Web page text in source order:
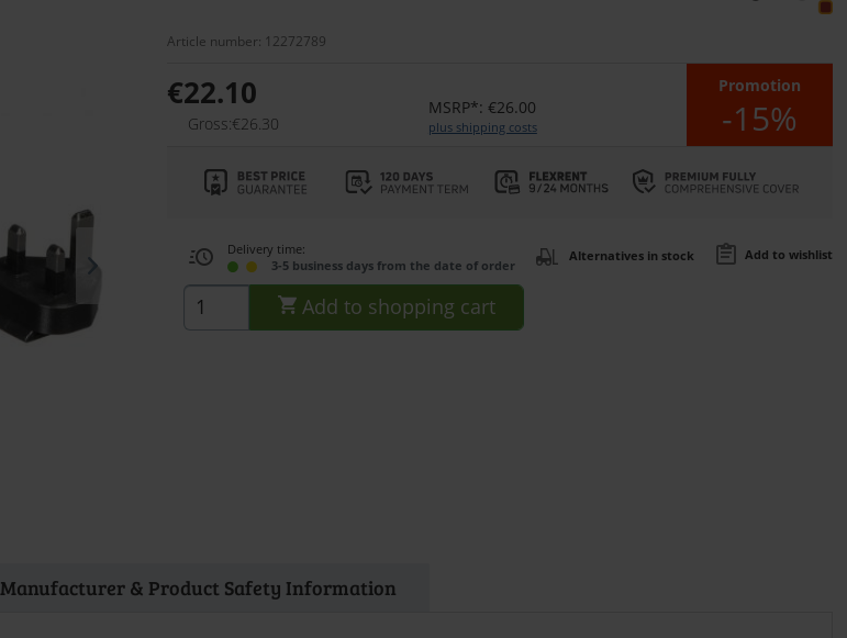
Article number: 12272789
€22.10
Gross:€26.30
MSRP*: €26.00
plus shipping costs
Promotion
-15%
Delivery time:
3-5 business days from the date of order
Alternatives in stock Add to wishlist
Add to shopping cart
Manufacturer & Product Safety Information